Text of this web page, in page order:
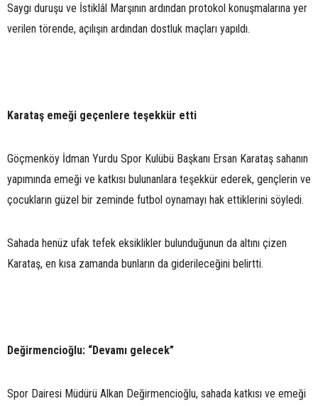
Saygı duruşu ve İstiklâl Marşının ardından protokol konuşmalarına yer
verilen törende, açılışın ardından dostluk maçları yapıldı.
Karataş emeği geçenlere teşekkür etti
Göçmenköy İdman Yurdu Spor Kulübü Başkanı Ersan Karataş sahanın
yapımında emeği ve katkısı bulunanlara teşekkür ederek, gençlerin ve
çocukların güzel bir zeminde futbol oynamayı hak ettiklerini söyledi.
Sahada henüz ufak tefek eksiklikler bulunduğunun da altını çizen
Karataş, en kısa zamanda bunların da giderileceğini belirtti.
Değirmencioğlu: “Devamı gelecek”
Spor Dairesi Müdürü Alkan Değirmencioğlu, sahada katkısı ve emeği